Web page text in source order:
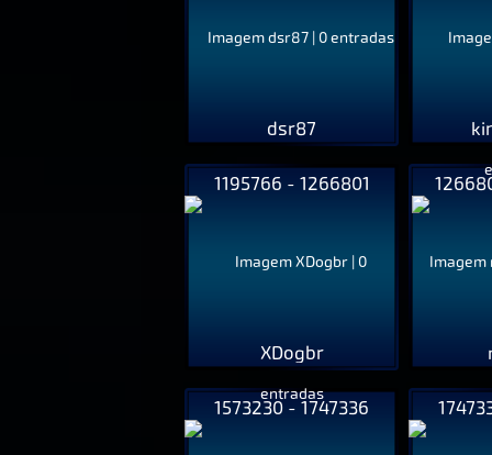
dsr87
1195766 - 1266801
XDogbr
1573230 - 1747336